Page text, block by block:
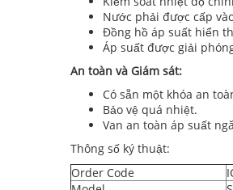
Nước phải được cấp
Đồng hồ áp suất hiển
Áp suất được giải
An toàn và Giám sát:
Có sẵn một khóa an
Bảo vệ quá nhiệt.
Van an toàn áp suất
Thông số ký thuật:
Order Code